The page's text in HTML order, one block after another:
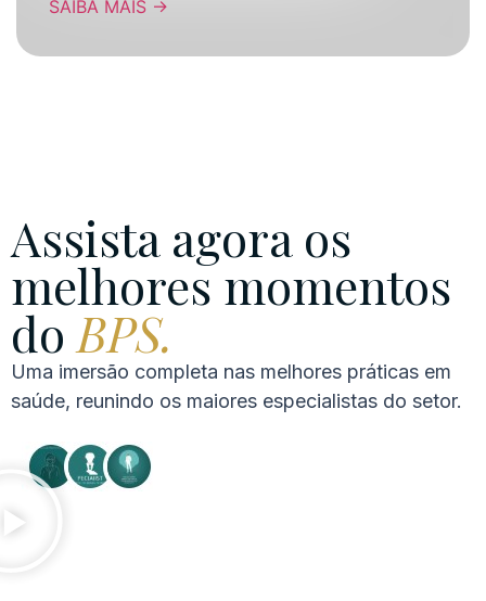
SAIBA MAIS →
Assista agora os
melhores momentos
do BPS.
Uma imersão completa nas melhores práticas em
saúde, reunindo os maiores especialistas do setor.